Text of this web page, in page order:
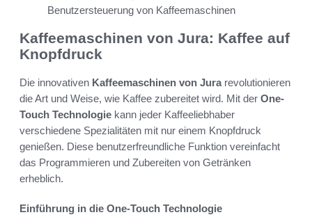
Benutzersteuerung von Kaffeemaschinen
Kaffeemaschinen von Jura: Kaffee auf
Knopfdruck
Die innovativen Kaffeemaschinen von Jurarevolutionieren
die Art und Weise, wie Kaffee zubereitet wird. Mit der One-
Touch Technologie kann jeder Kaffeeliebhaber
verschiedene Spezialitäten mit nur einem Knopfdruck
genießen. Diese benutzerfreundliche Funktion vereinfacht
das Programmieren und Zubereiten von Getränken
erheblich.
Einführung in die One-Touch Technologie